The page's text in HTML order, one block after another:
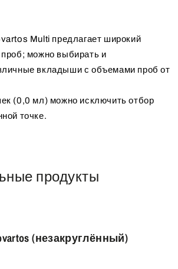
Multi предлагает широкий
можно выбирать и
вкладыши с объемами проб от
(0,0 мл) можно исключить отбор
точке.
продукты
(незакруглённый)